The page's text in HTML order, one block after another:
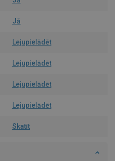
Jā
Lejupielādēt
Lejupielādēt
Lejupielādēt
Lejupielādēt
Skatīt